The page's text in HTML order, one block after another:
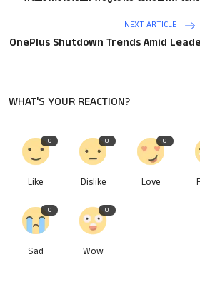
NEXT ARTICLE
OnePlus Shutdown Trends Amid
WHAT'S YOUR REACTION?
0
Like
0
Dislike
0
Love
0
Sad
0
Wow